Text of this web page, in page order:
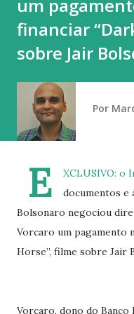
Neste momento, figura
um
financiar
sobre Jair
Por
E
XCLUSIVO: o
documentos e
Bolsonaro negociou
Vorcaro um pagamento
Horse”, filme sobre Jair
Vorcaro, dono do Banco